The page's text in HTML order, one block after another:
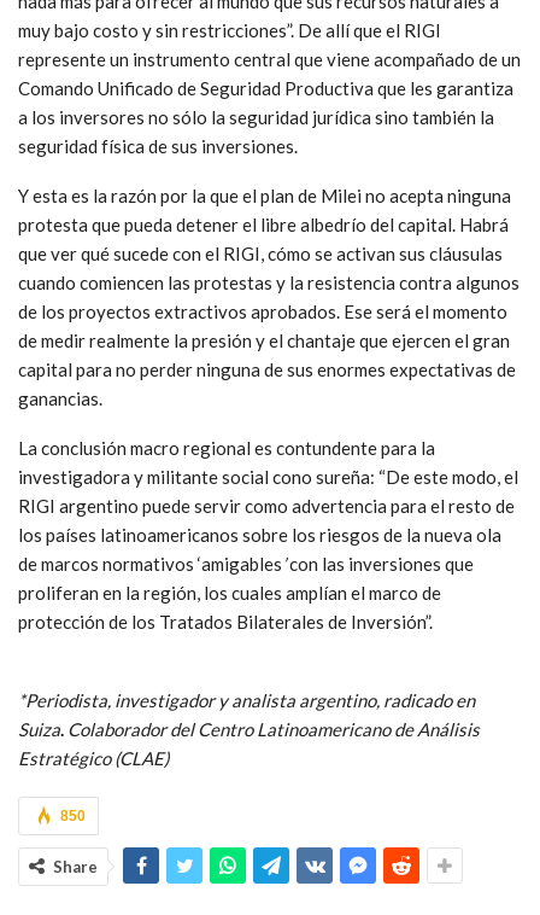
muy bajo costo y sin restricciones”. De allí que el RIGI
represente un instrumento central que viene acompañado de un
Comando Unificado de Seguridad Productiva que les garantiza
a los inversores no sólo la seguridad jurídica sino también la
seguridad física de sus inversiones.
Y esta es la razón por la que el plan de Milei no acepta ninguna
protesta que pueda detener el libre albedrío del capital. Habrá
que ver qué sucede con el RIGI, cómo se activan sus cláusulas
cuando comiencen las protestas y la resistencia contra algunos
de los proyectos extractivos aprobados. Ese será el momento
de medir realmente la presión y el chantaje que ejercen el gran
capital para no perder ninguna de sus enormes expectativas de
ganancias.
La conclusión macro regional es contundente para la
investigadora y militante social cono sureña: “De este modo, el
RIGI argentino puede servir como advertencia para el resto de
los países latinoamericanos sobre los riesgos de la nueva ola
de marcos normativos ‘amigables’con las inversiones que
proliferan en la región, los cuales amplían el marco de
protección de los Tratados Bilaterales de Inversión”.
*Periodista, investigador y analista argentino, radicado en
Suiza. Colaborador del Centro Latinoamericano de Análisis
Estratégico (CLAE)
850
Share